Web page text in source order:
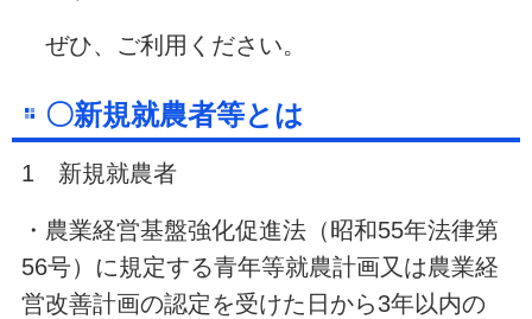
ぜひ、ご利用ください。
〇新規就農者等とは
1 新規就農者
・農業経営基盤強化促進法（昭和55年法律第
56号）に規定する青年等就農計画又は農業経
営改善計画の認定を受けた日から3年以内の